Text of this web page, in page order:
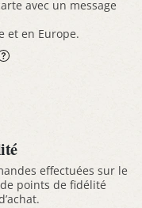
avec un message
et en Europe.
effectuées sur le
points de fidélité